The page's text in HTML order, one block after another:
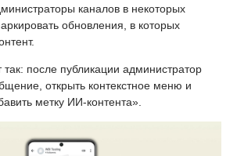
каналов в некоторых
обновления, в которых
так: после публикации администратор
открыть контекстное меню и
метку ИИ-контента».